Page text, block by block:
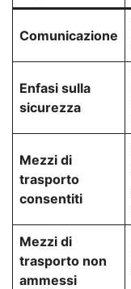
Comunicazione
Enfasi sulla
sicurezza
Mezzi di
trasporto
consentiti
Mezzi di
trasporto non
ammessi